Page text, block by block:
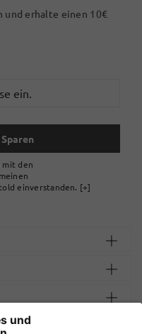
und erhalte einen 10€
den
einverstanden. [+]